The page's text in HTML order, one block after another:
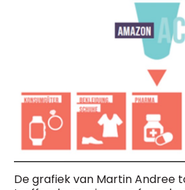
De grafiek van Martin Andree